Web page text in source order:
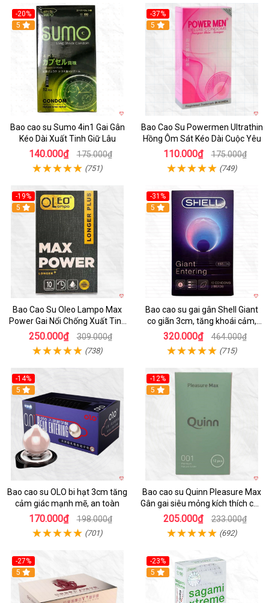
-20%
5
Bao cao su Sumo 4in1 Gai Gân
Kéo Dài Xuất Tinh Giữ Lâu
140.000₫ 175.000₫
(751)
-37%
5
Bao Cao Su Powermen Ultrathin
Hồng Ôm Sát Kéo Dài Cuộc Yêu
110.000₫ 175.000₫
(749)
-19%
5
Bao Cao Su Oleo Lampo Max
Power Gai Nổi Chống Xuất Tinh
Sớm
250.000₫ 309.000₫
(738)
-31%
5
Bao cao su gai gân Shell Giant
co giãn 3cm, tăng khoái cảm,
siêu bền
320.000₫ 464.000₫
(715)
-14%
5
Bao cao su OLO bi hạt 3cm tăng
cảm giác mạnh mẽ, an toàn
170.000₫ 198.000₫
(701)
-12%
5
Bao cao su Quinn Pleasure Max
Gân gai siêu mỏng kích thích cực
đỉnh
205.000₫ 233.000₫
(692)
-27%
5
-23%
5